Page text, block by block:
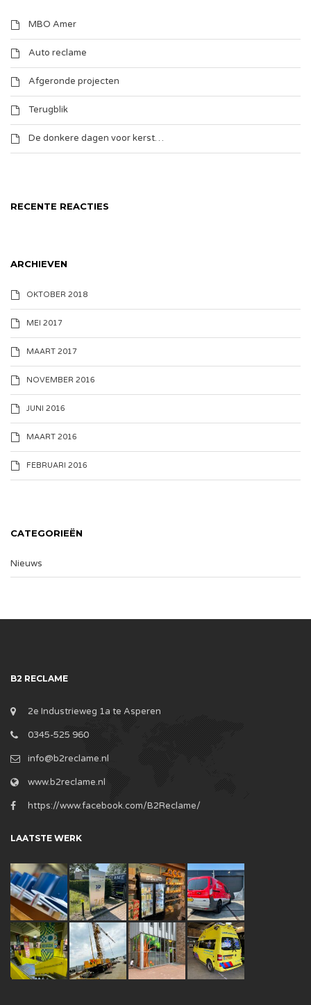
MBO Amer
Auto reclame
Afgeronde projecten
Terugblik
De donkere dagen voor kerst…
RECENTE REACTIES
ARCHIEVEN
OKTOBER 2018
MEI 2017
MAART 2017
NOVEMBER 2016
JUNI 2016
MAART 2016
FEBRUARI 2016
CATEGORIEËN
Nieuws
B2 RECLAME
2e Industrieweg 1a te Asperen
0345-525 960
info@b2reclame.nl
www.b2reclame.nl
https://www.facebook.com/B2Reclame/
LAATSTE WERK